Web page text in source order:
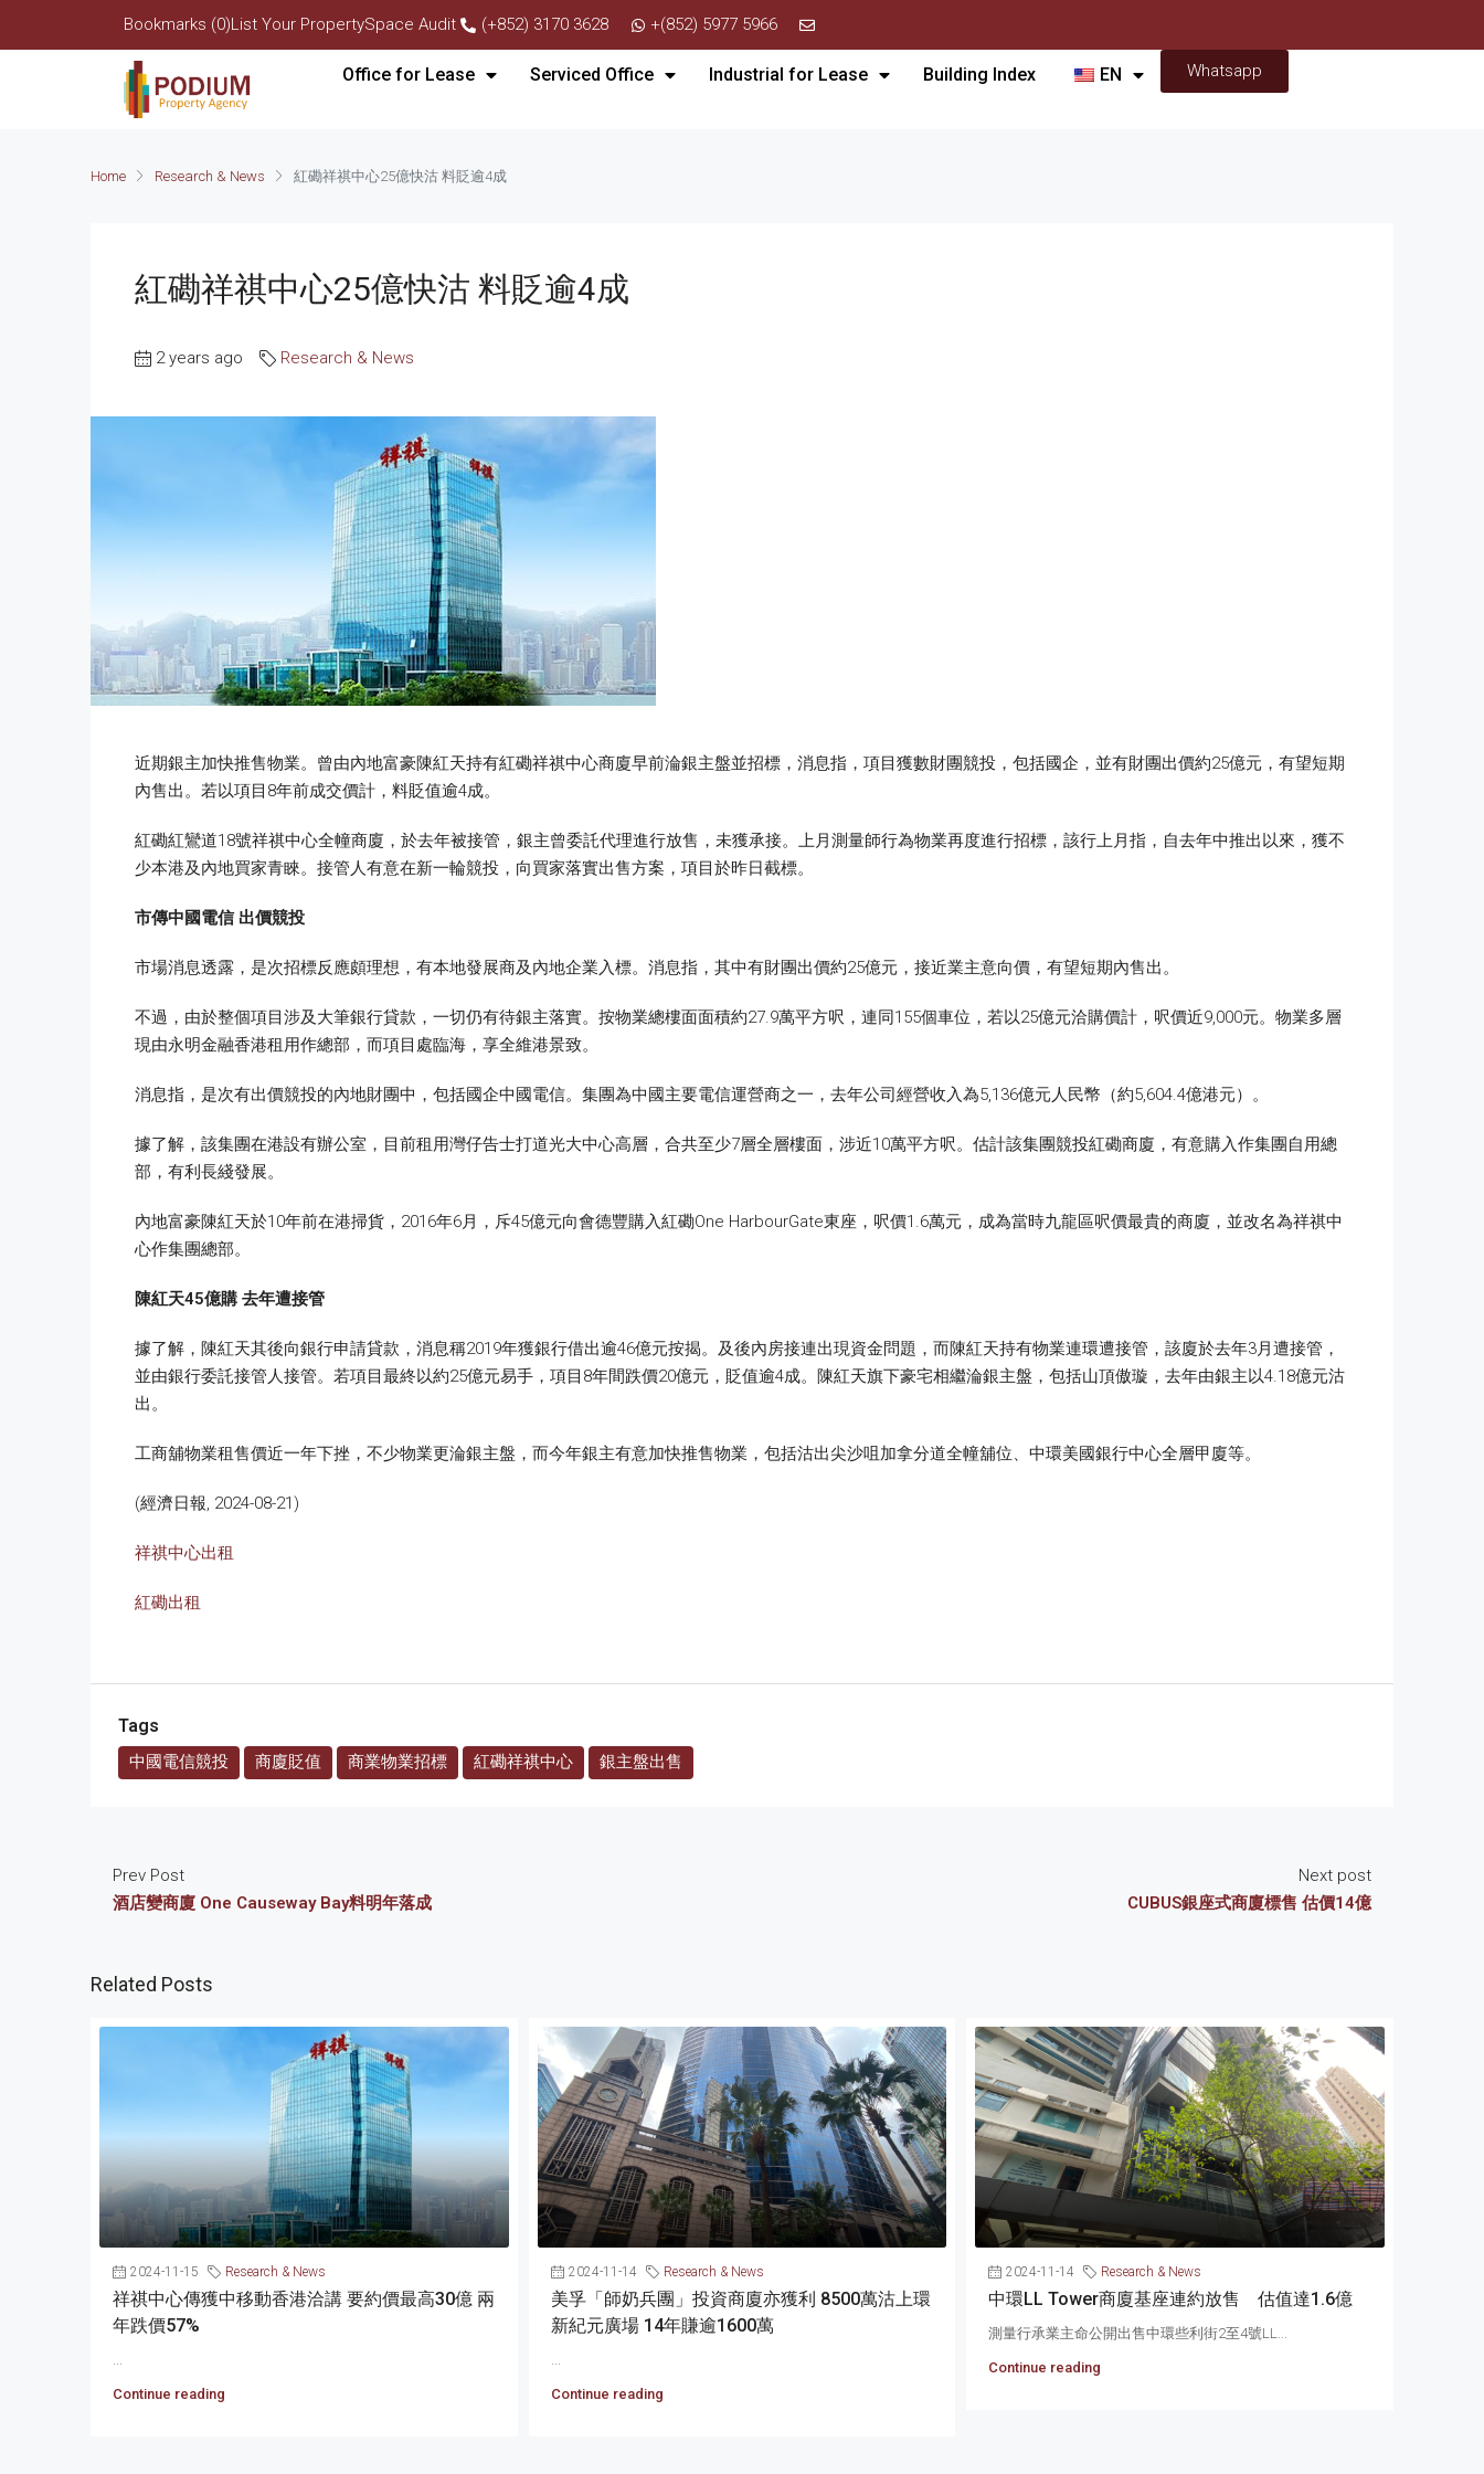
Bookmarks (0)List Your PropertySpace Audit (+852) 3170 3628 +(852) 5977 5966
Office for Lease Serviced Office Industrial for Lease Building Index EN Whatsapp
Home Research & News 紅磡祥祺中心25億快沽 料貶逾4成
紅磡祥祺中心25億快沽 料貶逾4成
2 years ago Research & News
近期銀主加快推售物業。曾由內地富豪陳紅天持有紅磡祥祺中心商廈早前淪銀主盤並招標，消息指，項目獲數財團競投，包括國企，並有財團出價約25億元，有望短期
內售出。若以項目8年前成交價計，料貶值逾4成。
紅磡紅鸞道18號祥祺中心全幢商廈，於去年被接管，銀主曾委託代理進行放售，未獲承接。上月測量師行為物業再度進行招標，該行上月指，自去年中推出以來，獲不
少本港及內地買家青睞。接管人有意在新一輪競投，向買家落實出售方案，項目於昨日截標。
市傳中國電信 出價競投
市場消息透露，是次招標反應頗理想，有本地發展商及內地企業入標。消息指，其中有財團出價約25億元，接近業主意向價，有望短期內售出。
不過，由於整個項目涉及大筆銀行貸款，一切仍有待銀主落實。按物業總樓面面積約27.9萬平方呎，連同155個車位，若以25億元洽購價計，呎價近9,000元。物業多層
現由永明金融香港租用作總部，而項目處臨海，享全維港景致。
消息指，是次有出價競投的內地財團中，包括國企中國電信。集團為中國主要電信運營商之一，去年公司經營收入為5,136億元人民幣（約5,604.4億港元）。
據了解，該集團在港設有辦公室，目前租用灣仔告士打道光大中心高層，合共至少7層全層樓面，涉近10萬平方呎。估計該集團競投紅磡商廈，有意購入作集團自用總
部，有利長綫發展。
內地富豪陳紅天於10年前在港掃貨，2016年6月，斥45億元向會德豐購入紅磡One HarbourGate東座，呎價1.6萬元，成為當時九龍區呎價最貴的商廈，並改名為祥祺中
心作集團總部。
陳紅天45億購 去年遭接管
據了解，陳紅天其後向銀行申請貸款，消息稱2019年獲銀行借出逾46億元按揭。及後內房接連出現資金問題，而陳紅天持有物業連環遭接管，該廈於去年3月遭接管，
並由銀行委託接管人接管。若項目最終以約25億元易手，項目8年間跌價20億元，貶值逾4成。陳紅天旗下豪宅相繼淪銀主盤，包括山頂傲璇，去年由銀主以4.18億元沽
出。
工商舖物業租售價近一年下挫，不少物業更淪銀主盤，而今年銀主有意加快推售物業，包括沽出尖沙咀加拿分道全幢舖位、中環美國銀行中心全層甲廈等。
(經濟日報, 2024-08-21)
祥祺中心出租
紅磡出租
Tags
中國電信競投 商廈貶值 商業物業招標 紅磡祥祺中心 銀主盤出售
Prev Post
酒店變商廈 One Causeway Bay料明年落成
Next post
CUBUS銀座式商廈標售 估價14億
Related Posts
2024-11-15 Research & News
祥祺中心傳獲中移動香港洽講 要約價最高30億 兩
年跌價57%
Continue reading
2024-11-14 Research & News
美孚「師奶兵團」投資商廈亦獲利 8500萬沽上環
新紀元廣場 14年賺逾1600萬
Continue reading
2024-11-14 Research & News
中環LL Tower商廈基座連約放售 估值達1.6億
測量行承業主命公開出售中環些利街2至4號LL...
Continue reading